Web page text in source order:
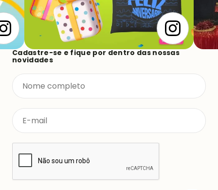
Cadastre-se e fique por dentro das nossas
novidades